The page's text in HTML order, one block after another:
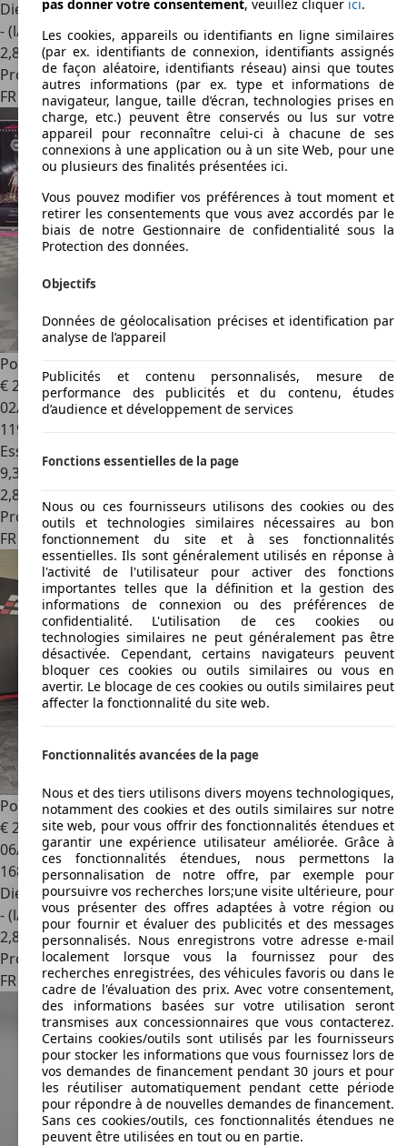
Diesel
- (l/100 km)
2,8
Professionnel
FR 82000Montauban
Porsche Cayman
€ 25 990
02/2008
119 000 km
Essence
9,3 l/100 km (mixte)
2,8
Professionnel
FR 88190Golbey
Porsche Macan3.0 DIESEL 250 S BVA
€ 27 990
06/2017
168 990 km
Diesel
- (l/100 km)
2,8
Professionnel
FR 73490La Ravoire
pas donner votre consentement, veuillez cliquer ici.
Les cookies, appareils ou identifiants en ligne similaires
(par ex. identifiants de connexion, identifiants assignés
de façon aléatoire, identifiants réseau) ainsi que toutes
autres informations (par ex. type et informations de
navigateur, langue, taille d’écran, technologies prises en
charge, etc.) peuvent être conservés ou lus sur votre
appareil pour reconnaître celui-ci à chacune de ses
connexions à une application ou à un site Web, pour une
ou plusieurs des finalités présentées ici.
Vous pouvez modifier vos préférences à tout moment et
retirer les consentements que vous avez accordés par le
biais de notre Gestionnaire de confidentialité sous la
Protection des données.
Objectifs
Données de géolocalisation précises et identification par
analyse de l’appareil
Publicités et contenu personnalisés, mesure de
performance des publicités et du contenu, études
d’audience et développement de services
Fonctions essentielles de la page
Nous ou ces fournisseurs utilisons des cookies ou des
outils et technologies similaires nécessaires au bon
fonctionnement du site et à ses fonctionnalités
essentielles. Ils sont généralement utilisés en réponse à
l'activité de l'utilisateur pour activer des fonctions
importantes telles que la définition et la gestion des
informations de connexion ou des préférences de
confidentialité. L'utilisation de ces cookies ou
technologies similaires ne peut généralement pas être
désactivée. Cependant, certains navigateurs peuvent
bloquer ces cookies ou outils similaires ou vous en
avertir. Le blocage de ces cookies ou outils similaires peut
affecter la fonctionnalité du site web.
Fonctionnalités avancées de la page
Nous et des tiers utilisons divers moyens technologiques,
notamment des cookies et des outils similaires sur notre
site web, pour vous offrir des fonctionnalités étendues et
garantir une expérience utilisateur améliorée. Grâce à
ces fonctionnalités étendues, nous permettons la
personnalisation de notre offre, par exemple pour
poursuivre vos recherches lors;une visite ultérieure, pour
vous présenter des offres adaptées à votre région ou
pour fournir et évaluer des publicités et des messages
personnalisés. Nous enregistrons votre adresse e-mail
localement lorsque vous la fournissez pour des
recherches enregistrées, des véhicules favoris ou dans le
cadre de l'évaluation des prix. Avec votre consentement,
des informations basées sur votre utilisation seront
transmises aux concessionnaires que vous contacterez.
Certains cookies/outils sont utilisés par les fournisseurs
pour stocker les informations que vous fournissez lors de
vos demandes de financement pendant 30 jours et pour
les réutiliser automatiquement pendant cette période
pour répondre à de nouvelles demandes de financement.
Sans ces cookies/outils, ces fonctionnalités étendues ne
peuvent être utilisées en tout ou en partie.